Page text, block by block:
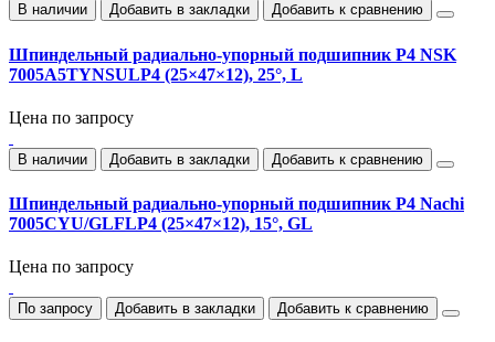
В наличии Добавить в закладки Добавить к сравнению
Шпиндельный радиально‑упорный подшипник P4 NSK
7005A5TYNSULP4 (25×47×12), 25°, L
Цена по запросу
В наличии Добавить в закладки Добавить к сравнению
Шпиндельный радиально‑упорный подшипник P4 Nachi
7005CYU/GLFLP4 (25×47×12), 15°, GL
Цена по запросу
По запросу Добавить в закладки Добавить к сравнению